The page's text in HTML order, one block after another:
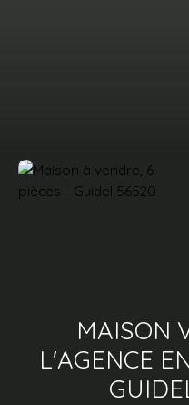
Estimation
MAISON
L'AGENCE